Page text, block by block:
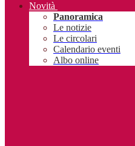
Novità
Panoramica
Le notizie
Le circolari
Calendario eventi
Albo online